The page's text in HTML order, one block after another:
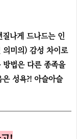
나게 드나드는 인
미의) 감성 차이로
법은 다른 종족을
성욕?! 아슬아슬